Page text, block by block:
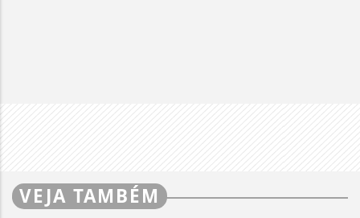
VEJA TAMBÉM